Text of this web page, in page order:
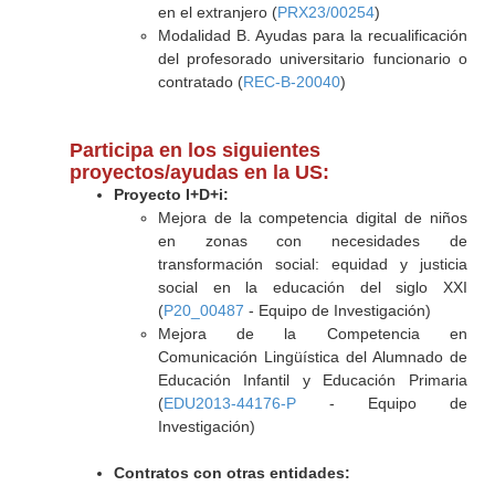
en el extranjero (PRX23/00254)
Modalidad B. Ayudas para la recualificación
del profesorado universitario funcionario o
contratado (REC-B-20040)
Participa en los siguientes
proyectos/ayudas en la US:
Proyecto I+D+i:
Mejora de la competencia digital de niños
en zonas con necesidades de
transformación social: equidad y justicia
social en la educación del siglo XXI
(P20_00487 - Equipo de Investigación)
Mejora de la Competencia en
Comunicación Lingüística del Alumnado de
Educación Infantil y Educación Primaria
(EDU2013-44176-P- Equipo de
Investigación)
Contratos con otras entidades: